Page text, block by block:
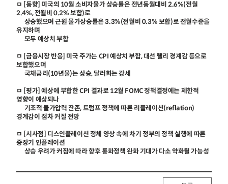
ㅁ [동향] 미국의 10월 소비자물가 상승률은 전년동월대비 2.6%(전월
2.4%, 전월비 0.2% 보합)로
상승했으며 근원 물가상승률은 3.3%(전월비 0.3% 보합)로 전월수준을
유지하며
모두 예상치 부합
ㅁ [금융시장 반응] 미국 주가는 CPI 예상치 부합, 대선 랠리 경계감 등으로
보합했으며
국채금리(10년물)는 상승, 달러화는 강세
ㅁ [평가] 예상에 부합한 CPI 결과로 12월 FOMC 정책결정에는 제한적
영향이 예상되나
기조적 물가압력 잔존, 트럼프 정책에 따른 리플레이션(reflation)
경계감이 점차 커질 전망
ㅁ [시사점] 디스인플레이션 정체 양상 속에 차기 정부의 정책 실행에 따른
중장기 인플레이션
상승 우려가 커짐에 따라 향후 통화정책 완화 기대가 다소 약화될 가능성